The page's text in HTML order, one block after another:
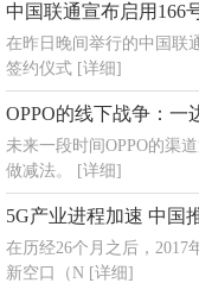
中国联通宣布启用166
在昨日晚间举行的中国联
签约仪式 [详细]
OPPO的线下战争：一
未来一段时间OPPO的渠
做减法。
[详细]
5G产业进程加速 中国
在历经26个月之后，2017
新空口（N [详细]